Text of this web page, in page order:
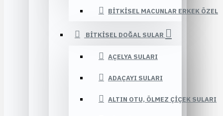
BITKISEL MACUNLAR ERKEK ÖZEL
BITKISEL DOĞAL SULAR
AÇELYA SULARI
ADAÇAYI SULARI
ALTIN OTU, ÖLMEZ ÇIÇEK SULARI